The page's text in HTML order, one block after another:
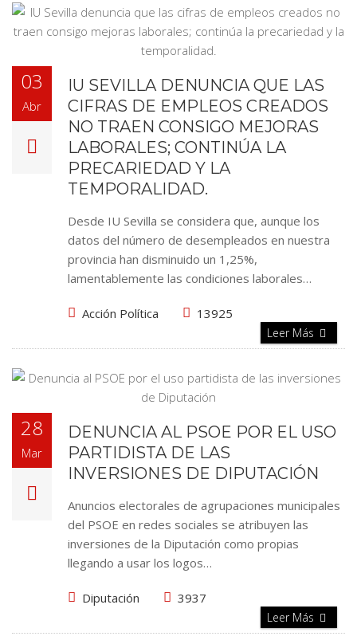
03
Abr
IU SEVILLA DENUNCIA QUE LAS
CIFRAS DE EMPLEOS CREADOS
NO TRAEN CONSIGO MEJORAS
LABORALES; CONTINÚA LA
PRECARIEDAD Y LA
TEMPORALIDAD.
Desde IU Sevilla se considera que, aunque los
datos del número de desempleados en nuestra
provincia han disminuido un 1,25%,
lamentablemente las condiciones laborales…
Acción Política 13925
Leer Más
28
Mar
DENUNCIA AL PSOE POR EL USO
PARTIDISTA DE LAS
INVERSIONES DE DIPUTACIÓN
Anuncios electorales de agrupaciones municipales
del PSOE en redes sociales se atribuyen las
inversiones de la Diputación como propias
llegando a usar los logos…
Diputación 3937
Leer Más